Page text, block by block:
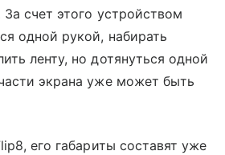
счет этого устройством
одной рукой, набирать
ленту, но дотянуться одной
экрана уже может быть
его габариты составят уже